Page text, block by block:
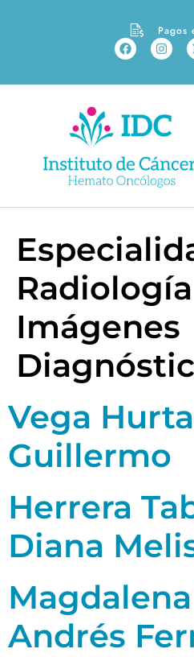
Pagos
Imágenes
Vega
Guillermo
Herrera
Diana
Andrés